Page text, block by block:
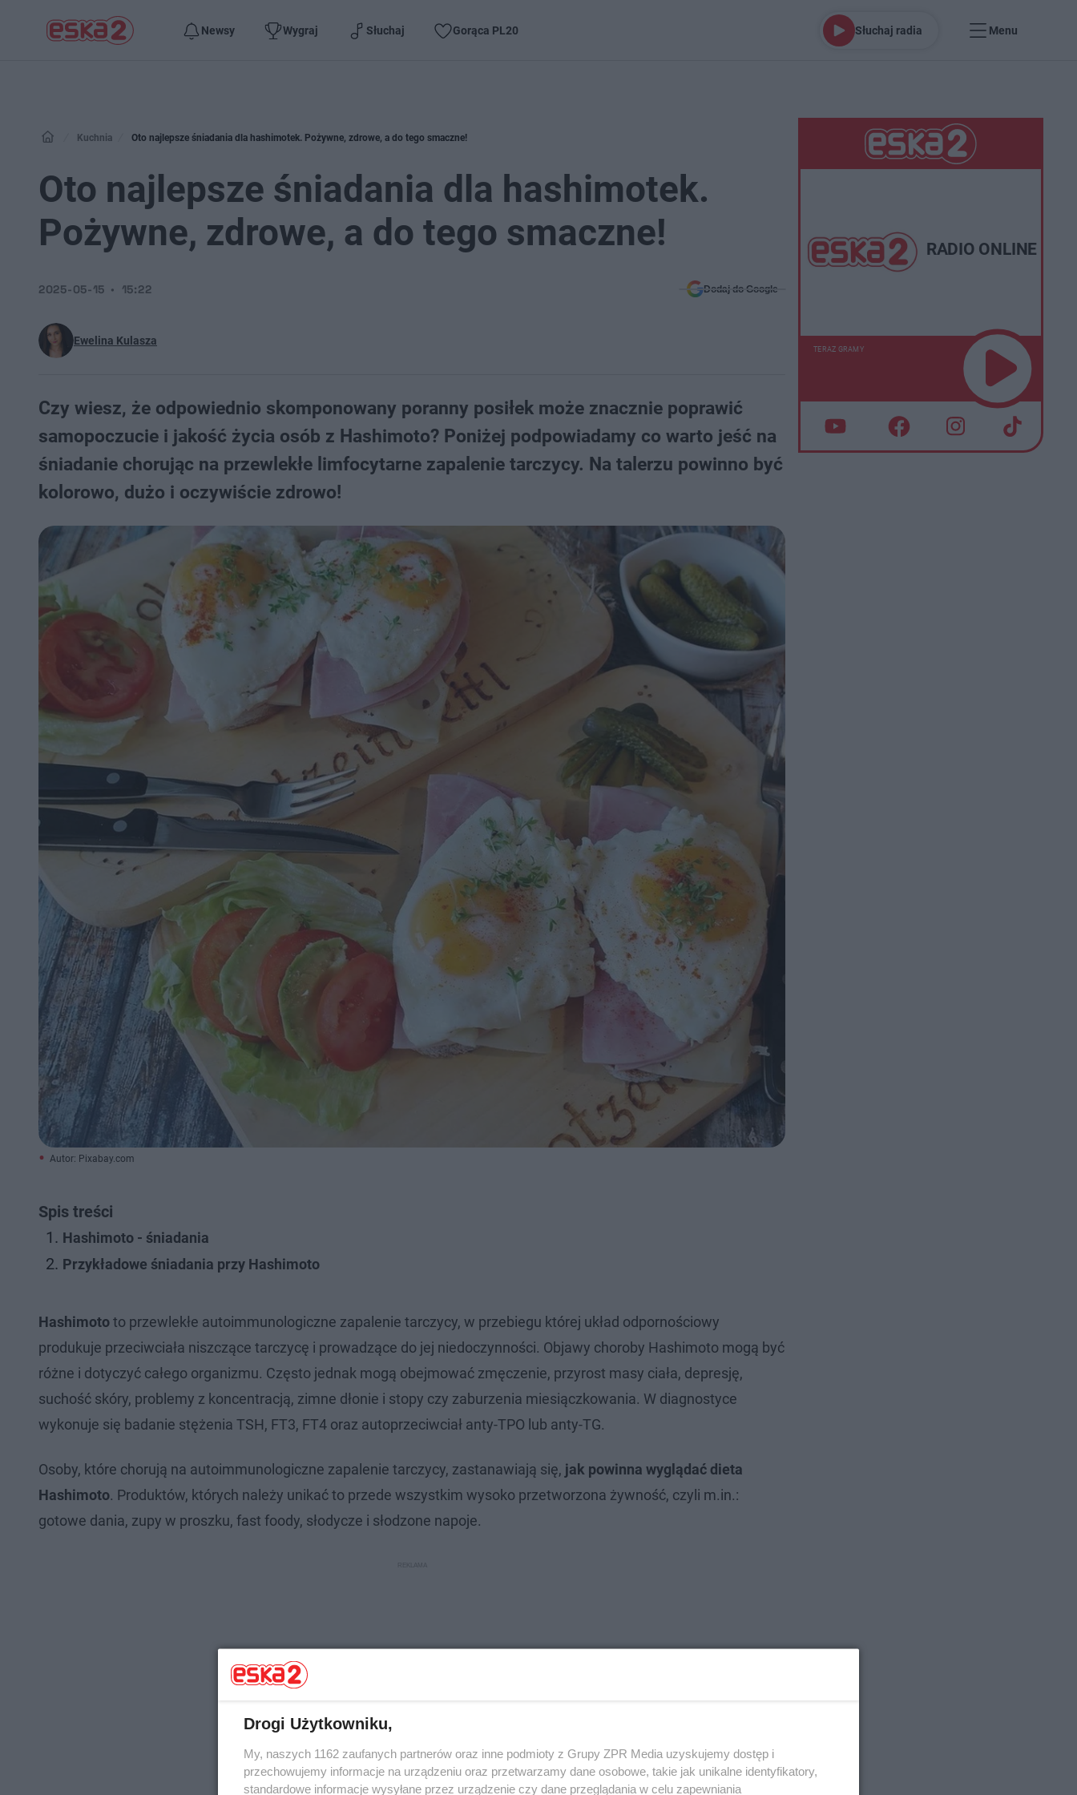
Newsy Wygraj Słuchaj Gorąca PL20 Słuchaj radia Menu
Kuchnia Oto najlepsze śniadania dla hashimotek. Pożywne, zdrowe, a do tego smaczne!
Oto najlepsze śniadania dla hashimotek.
Pożywne, zdrowe, a do tego smaczne!
Ewelina Kulasza
2025-05-15 15:22 Dodaj do Google
Czy wiesz, że odpowiednio skomponowany poranny posiłek może znacznie poprawić
samopoczucie i jakość życia osób z Hashimoto? Poniżej podpowiadamy co warto jeść na
śniadanie chorując na przewlekłe limfocytarne zapalenie tarczycy. Na talerzu powinno być
kolorowo, dużo i oczywiście zdrowo!
Autor: Pixabay.com
Spis treści
Hashimoto - śniadania
Przykładowe śniadania przy Hashimoto
Hashimototo przewlekłe autoimmunologiczne zapalenie tarczycy, w przebiegu której układ odpornościowy
produkuje przeciwciała niszczące tarczycę i prowadzące do jej niedoczynności. Objawy choroby Hashimoto mogą być
różne i dotyczyć całego organizmu. Często jednak mogą obejmować zmęczenie, przyrost masy ciała, depresję,
suchość skóry, problemy z koncentracją, zimne dłonie i stopy czy zaburzenia miesiączkowania. W diagnostyce
wykonuje się badanie stężenia TSH, FT3, FT4 oraz autoprzeciwciał anty-TPO lub anty-TG.
Osoby, które chorują na autoimmunologiczne zapalenie tarczycy, zastanawiają się, jak powinna wyglądać dieta
Hashimoto. Produktów, których należy unikać to przede wszystkim wysoko przetworzona żywność, czyli m.in.:
gotowe dania, zupy w proszku, fast foody, słodycze i słodzone napoje.
RADIO ONLINE
TERAZ GRAMY
Drogi Użytkowniku,
My, naszych 1162 zaufanych partnerów oraz inne podmioty z Grupy ZPR Media uzyskujemy dostęp i
przechowujemy informacje na urządzeniu oraz przetwarzamy dane osobowe, takie jak unikalne identyfikatory,
standardowe informacje wysyłane przez urządzenie czy dane przeglądania w celu zapewniania